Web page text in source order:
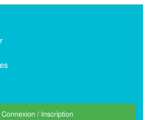
Connexion / Inscription